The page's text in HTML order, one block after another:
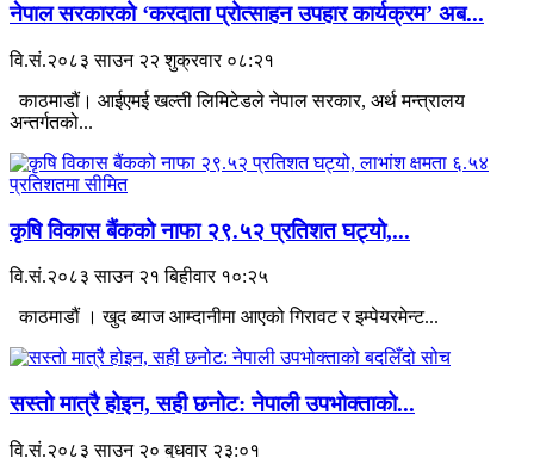
नेपाल सरकारको ‘करदाता प्रोत्साहन उपहार कार्यक्रम’ अब...
वि.सं.२०८३ साउन २२ शुक्रवार ०८:२१
काठमाडौं। आईएमई खल्ती लिमिटेडले नेपाल सरकार, अर्थ मन्त्रालय
अन्तर्गतको...
कृषि विकास बैंकको नाफा २९.५२ प्रतिशत घट्यो,...
वि.सं.२०८३ साउन २१ बिहीवार १०:२५
काठमाडौं । खुद ब्याज आम्दानीमा आएको गिरावट र इम्पेयरमेन्ट...
सस्तो मात्रै होइन, सही छनोट: नेपाली उपभोक्ताको...
वि.सं.२०८३ साउन २० बुधवार २३:०१